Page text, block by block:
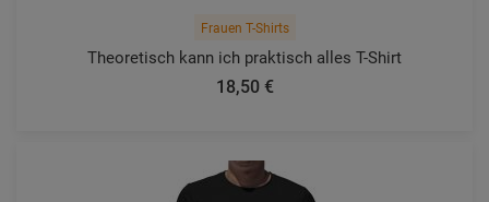
Frauen T-Shirts
Theoretisch kann ich praktisch alles T-Shirt
18,50 €